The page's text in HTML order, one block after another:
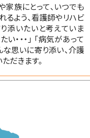
族にとって、いつでも
るよう、看護師やリハビ
添いたいと考えていま
・・・」 「病気があって
な思いに寄り添い、介護
だきます。